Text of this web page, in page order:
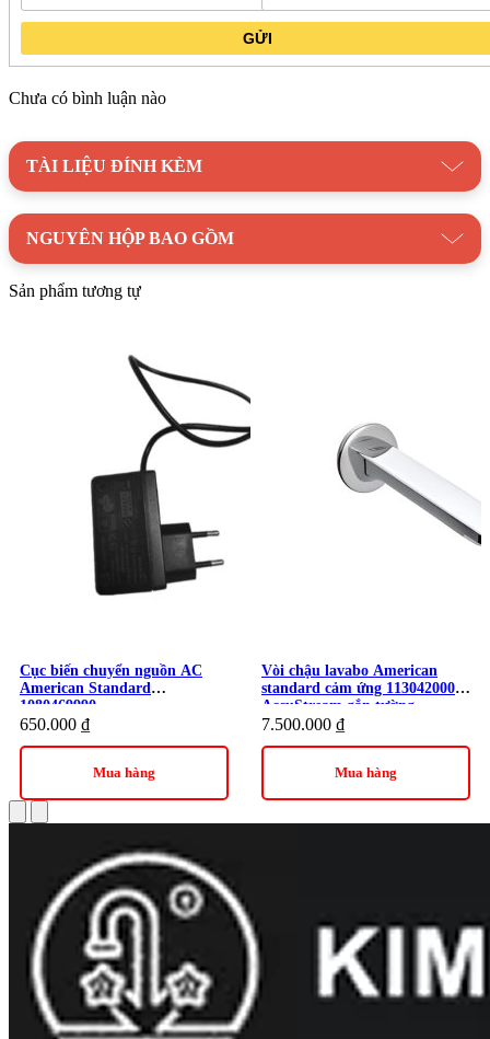
3 lỗ gắn:Phù hợp với nhiều loại chậu rửa mặt.
Lượng nước chảy êm ái:Mang đến trải nghiệm thoải mái
Bảo hành chính hãng 2 năm:
Lỗ Acacia E Màu Vàng
: Lựa chọn hoàn hảo cho phòng tắm
sang trọng! Liên hệ ngay vớiKim Quốc Tiến
để được tư vấn
Thiết Bị Vệ Sinh American Standard
GỬI
Chưa có bình luận nào
TÀI LIỆU ĐÍNH KÈM
NGUYÊN HỘP BAO GỒM
Sản phẩm tương tự
Cục biến chuyển nguồn AC
American Standard
1080469990
650.000 ₫
Mua hàng
Vòi chậu lavabo American
standard cảm ứng 1130420000
AccuStream gắn tường
7.500.000 ₫
Mua hàng